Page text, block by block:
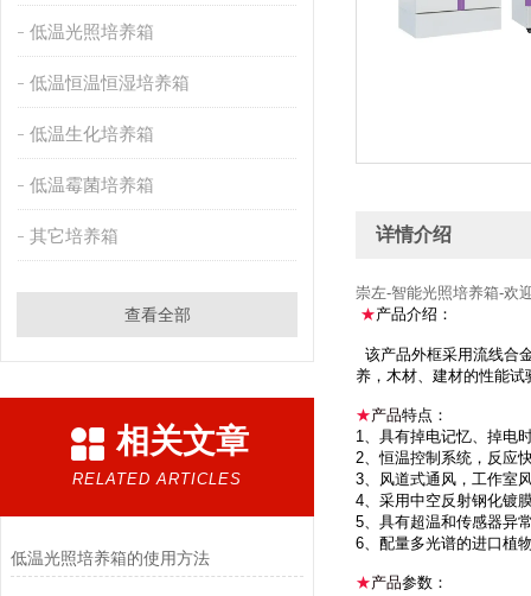
低温光照培养箱
低温恒温恒湿培养箱
低温生化培养箱
低温霉菌培养箱
其它培养箱
查看全部
相关文章
RELATED ARTICLES
低温光照培养箱的使用方法
详情介绍
崇左-智能光照培养箱-欢
★产品介绍：
该产品外框采用流线合
养，木材、建材的性能
★产品特点：
1、具有掉电记忆、掉电
2、恒温控制系统，反应
3、风道式通风，工作室
4、采用中空反射钢化镀
5、具有超温和传感器异
6、配量多光谱的进口植
★产品参数：